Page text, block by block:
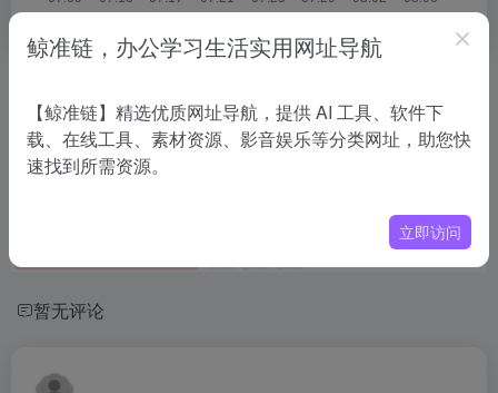
暂无评论
鲸准链，办公学习生活实用网址导航
【鲸准链】精选优质网址导航，提供 AI 工具、软件下
载、在线工具、素材资源、影音娱乐等分类网址，助您快
速找到所需资源。
立即访问